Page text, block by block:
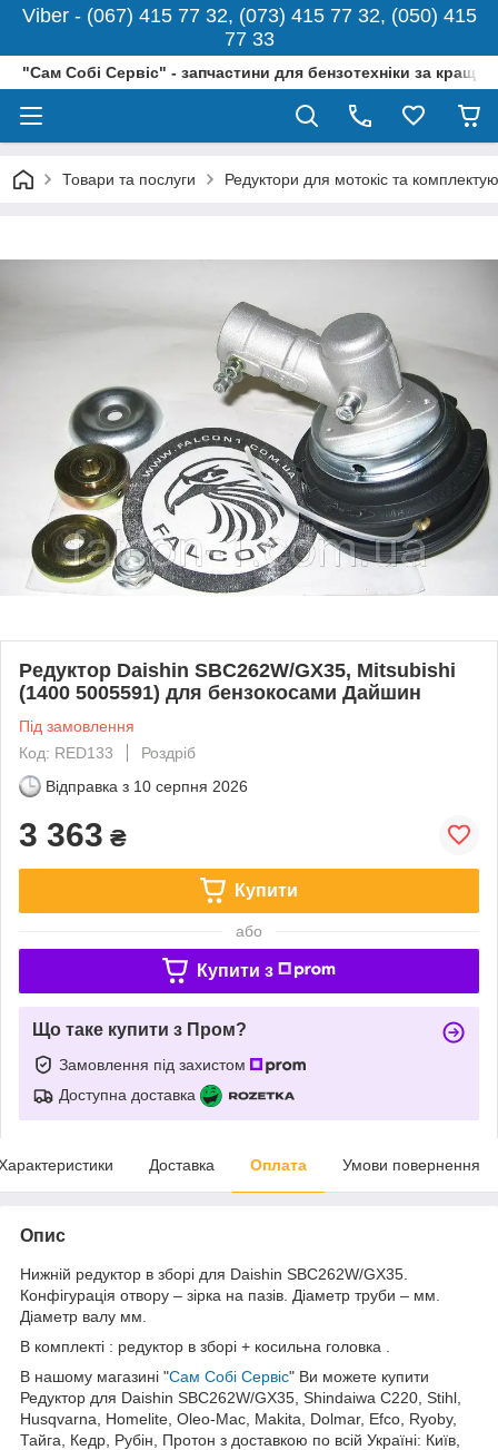
Viber - (067) 415 77 32, (073) 415 77 32, (050) 415
77 33
"Сам Собі Сервіс" - запчастини для бензотехніки за
Товари та послуги Редуктори для мотокіс та
Редуктор Daishin SBC262W/GX35, Mitsubishi
(1400 5005591) для бензокосами Дайшин
Під замовлення
Код: RED133
Роздріб
Відправка з 10 серпня 2026
3 363 ₴
Купити
або
Купити з
Що таке купити з Пром?
Замовлення під захистом
Доступна доставка
Доставка Оплата Умови повернення
Опис
Нижній редуктор в зборі для Daishin SBC262W/GX35.
Конфігурація отвору – зірка на пазів. Діаметр труби – мм.
Діаметр валу мм.
В комплекті : редуктор в зборі + косильна головка .
В нашому магазині "Сам Собі Сервіс" Ви можете купити
Редуктор для Daishin SBC262W/GX35, Shindaiwa C220, Stihl,
Husqvarna, Homelite, Oleo-Mac, Makita, Dolmar, Efco, Ryoby,
Тайга, Кедр, Рубін, Протон з доставкою по всій Україні: Київ,